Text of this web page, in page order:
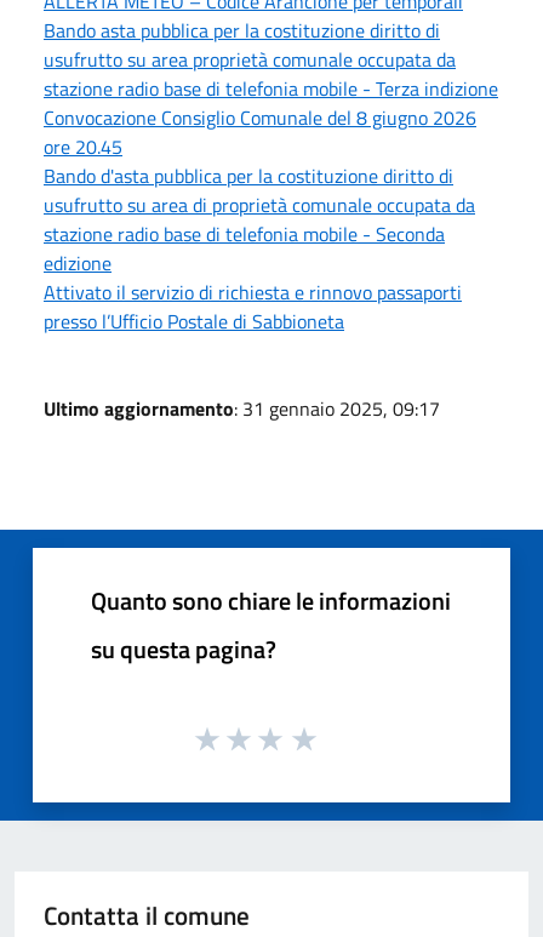
Bando asta pubblica per la costituzione diritto di
usufrutto su area proprietà comunale occupata da
stazione radio base di telefonia mobile - Terza indizione
Convocazione Consiglio Comunale del 8 giugno 2026
ore 20.45
Bando d'asta pubblica per la costituzione diritto di
usufrutto su area di proprietà comunale occupata da
stazione radio base di telefonia mobile - Seconda
edizione
Attivato il servizio di richiesta e rinnovo passaporti
presso l’Ufficio Postale di Sabbioneta
Ultimo aggiornamento: 31 gennaio 2025, 09:17
Quanto sono chiare le informazioni
su questa pagina?
Contatta il comune